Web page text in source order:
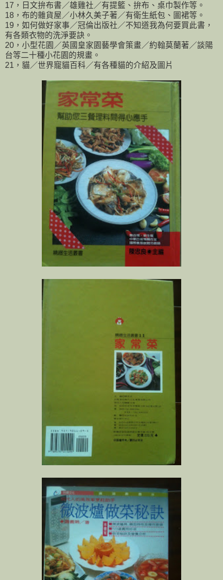
17，日文拚布書／雄雞社／有提籃、拚布、桌巾製作等。
18，布的雜貨屋／小林久美子著／有衛生紙包、圖裙等。
19，如何做好家事／冠倫出版社／不知道我為何要買此書，
有各類衣物的洗淨要訣。
20，小型花園／英國皇家園藝學會策畫／約翰莫蘭著／談陽
台等二十種小花園的規畫。
21，貓／世界寵貓百科／有各種貓的介紹及圖片